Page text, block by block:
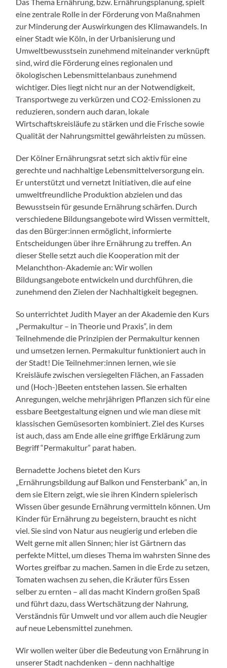
Das Thema Ernährung, bzw. Ernährungsplanung, spielt
eine zentrale Rolle in der Förderung von Maßnahmen
zur Minderung der Auswirkungen des Klimawandels. In
einer Stadt wie Köln, in der Urbanisierung und
Umweltbewusstsein zunehmend miteinander verknüpft
sind, wird die Förderung eines regionalen und
ökologischen Lebensmittelanbaus zunehmend
wichtiger. Dies liegt nicht nur an der Notwendigkeit,
Transportwege zu verkürzen und CO2-Emissionen zu
reduzieren, sondern auch daran, lokale
Wirtschaftskreisläufe zu stärken und die Frische sowie
Qualität der Nahrungsmittel gewährleisten zu müssen.
Der Kölner Ernährungsrat setzt sich aktiv für eine
gerechte und nachhaltige Lebensmittelversorgung ein.
Er unterstützt und vernetzt Initiativen, die auf eine
umweltfreundliche Produktion abzielen und das
Bewusstsein für gesunde Ernährung schärfen. Durch
verschiedene Bildungsangebote wird Wissen vermittelt,
das den Bürger:innen ermöglicht, informierte
Entscheidungen über ihre Ernährung zu treffen. An
dieser Stelle setzt auch die Kooperation mit der
Melanchthon-Akademie an: Wir wollen
Bildungsangebote entwickeln und durchführen, die
zunehmend den Zielen der Nachhaltigkeit begegnen.
So unterrichtet Judith Mayer an der Akademie den Kurs
„Permakultur – in Theorie und Praxis“, in dem
Teilnehmende die Prinzipien der Permakultur kennen
und umsetzen lernen. Permakultur funktioniert auch in
der Stadt! Die Teilnehmer:innen lernen, wie sie
Kreisläufe zwischen versiegelten Flächen, an Fassaden
und (Hoch-)Beeten entstehen lassen. Sie erhalten
Anregungen, welche mehrjährigen Pflanzen sich für eine
essbare Beetgestaltung eignen und wie man diese mit
klassischen Gemüsesorten kombiniert. Ziel des Kurses
ist auch, dass am Ende alle eine griffige Erklärung zum
Begriff “Permakultur” parat haben.
Bernadette Jochens bietet den Kurs
„Ernährungsbildung auf Balkon und Fensterbank“ an, in
dem sie Eltern zeigt, wie sie ihren Kindern spielerisch
Wissen über gesunde Ernährung vermitteln können. Um
Kinder für Ernährung zu begeistern, braucht es nicht
viel. Sie sind von Natur aus neugierig und erleben die
Welt gerne mit allen Sinnen; hier ist Gärtnern das
perfekte Mittel, um dieses Thema im wahrsten Sinne des
Wortes greifbar zu machen. Samen in die Erde zu setzen,
Tomaten wachsen zu sehen, die Kräuter fürs Essen
selber zu ernten – all das macht Kindern großen Spaß
und führt dazu, dass Wertschätzung der Nahrung,
Verständnis für Umwelt und vor allem auch die Neugier
auf neue Lebensmittel zunehmen.
Wir wollen weiter über die Bedeutung von Ernährung in
unserer Stadt nachdenken – denn nachhaltige